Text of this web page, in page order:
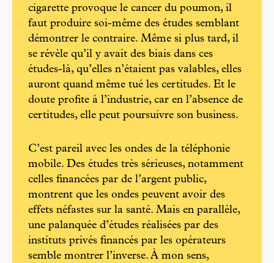
cigarette provoque le cancer du poumon, il
faut produire soi-même des études semblant
démontrer le contraire. Même si plus tard, il
se révèle qu’il y avait des biais dans ces
études-là, qu’elles n’étaient pas valables, elles
auront quand même tué les certitudes. Et le
doute profite à l’industrie, car en l’absence de
certitudes, elle peut poursuivre son business.
C’est pareil avec les ondes de la téléphonie
mobile. Des études très sérieuses, notamment
celles financées par de l’argent public,
montrent que les ondes peuvent avoir des
effets néfastes sur la santé. Mais en parallèle,
une palanquée d’études réalisées par des
instituts privés financés par les opérateurs
semble montrer l’inverse. À mon sens,